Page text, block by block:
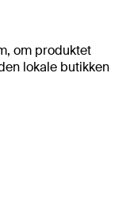
om produktet
lokale butikken